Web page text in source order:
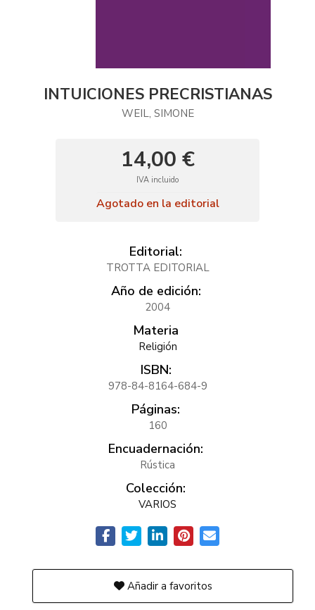
INTUICIONES PRECRISTIANAS
WEIL, SIMONE
14,00 €
IVA incluido
Agotado en la editorial
Editorial:
TROTTA EDITORIAL
Año de edición:
2004
Materia
Religión
ISBN:
978-84-8164-684-9
Páginas:
160
Encuadernación:
Rústica
Colección:
VARIOS
Añadir a favoritos